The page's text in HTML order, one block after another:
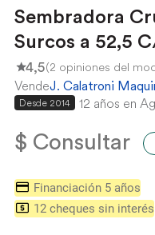
Sembradora
Surcos a 52,5
4,5(2 opiniones del
VendeJ. Calatroni
Desde 2014 12 años en
$ Consultar
Financiación 5 años
12 cheques sin interés